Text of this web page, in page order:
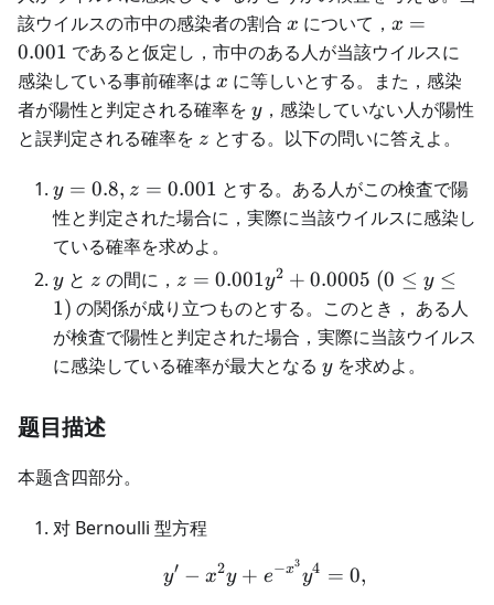
0 \leq
\theta
< 2
\pi)
該ウイルスの市中の感染者の割合 x
x について， x=0.001
x =
0.001 であると仮定し，市中のある人が当該ウイルスに
感染している事前確率は x
x に等しいとする。また，感染
者が陽性と判定される確率を y
y，感染していない人が陽性
と誤判定される確率を z
z とする。以下の問いに答えよ。
y=0.8,
z=0.001
y = 0.8, z = 0.001 とする。ある人がこの検査で陽
性と判定された場合に，実際に当該ウイルスに感染し
ている確率を求めよ。
y
yと z
z の間に， z=0.001y^2
+ 0.0005 \
(0 \leq y
\leq 1)
z = 0.001y2 + 0.0005 (0 ≤ y ≤
1) の関係が成り立つものとする。このとき， ある人
が検査で陽性と判定された場合，実際に当該ウイルス
に感染している確率が最大となる y
yを求めよ。
题目描述
本题含四部分。
对 Bernoulli 型方程
y'-x^2y+e^{-
y′ − x2y + e−x3
y4 = 0,